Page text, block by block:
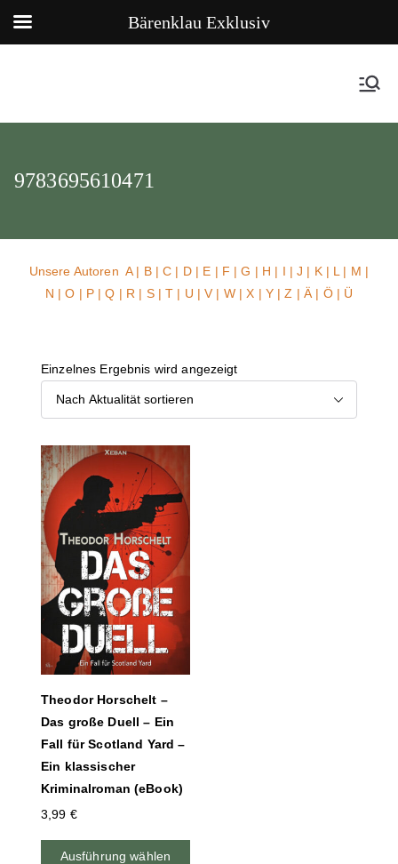
9783695610471
Unsere AutorenA| B|C | D| E | F |G | H | I |J | K| L | M |
N |O | P|Q | R | S|T | U | V | W| X | Y | Z | Ä | Ö | Ü
Einzelnes Ergebnis wird angezeigt
Theodor Horschelt –
Das große Duell – Ein
Fall für Scotland Yard –
Ein klassischer
Kriminalroman (eBook)
3,99 €
Ausführung wählen
Bärenklau Exklusiv